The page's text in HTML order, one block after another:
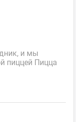
и мы
пиццей Пицца